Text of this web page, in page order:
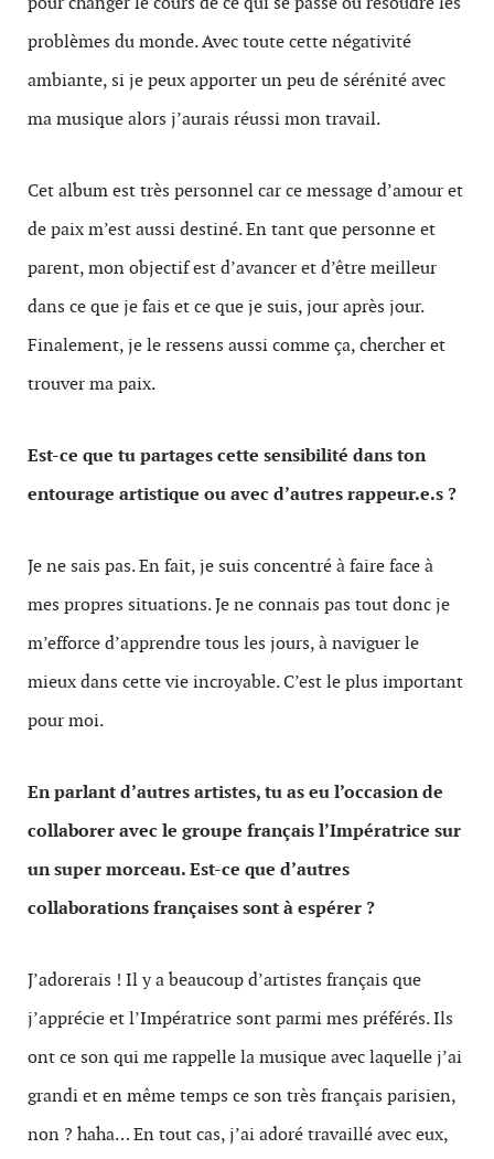
problèmes du monde. Avec toute cette négativité
ambiante, si je peux apporter un peu de sérénité avec
ma musique alors j’aurais réussi mon travail.
Cet album est très personnel car ce message d’amour et
de paix m’est aussi destiné. En tant que personne et
parent, mon objectif est d’avancer et d’être meilleur
dans ce que je fais et ce que je suis, jour après jour.
Finalement, je le ressens aussi comme ça, chercher et
trouver ma paix.
Est-ce que tu partages cette sensibilité dans ton
entourage artistique ou avec d’autres rappeur.e.s ?
Je ne sais pas. En fait, je suis concentré à faire face à
mes propres situations. Je ne connais pas tout donc je
m’efforce d’apprendre tous les jours, à naviguer le
mieux dans cette vie incroyable. C’est le plus important
pour moi.
En parlant d’autres artistes, tu as eu l’occasion de
collaborer avec le groupe français l’Impératrice sur
un super morceau. Est-ce que d’autres
collaborations françaises sont à espérer ?
J’adorerais ! Il y a beaucoup d’artistes français que
j’apprécie et l’Impératrice sont parmi mes préférés. Ils
ont ce son qui me rappelle la musique avec laquelle j’ai
grandi et en même temps ce son très français parisien,
non ? haha… En tout cas, j’ai adoré travaillé avec eux,